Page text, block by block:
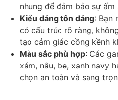
nhung để đảm bảo sự ấm
Kiểu dáng tôn dáng: Bạn
có cấu trúc rõ ràng,
tạo cảm giác cồng kềnh
Màu sắc phù hợp: Các
xám, nâu, be, xanh navy
chọn an toàn và sang